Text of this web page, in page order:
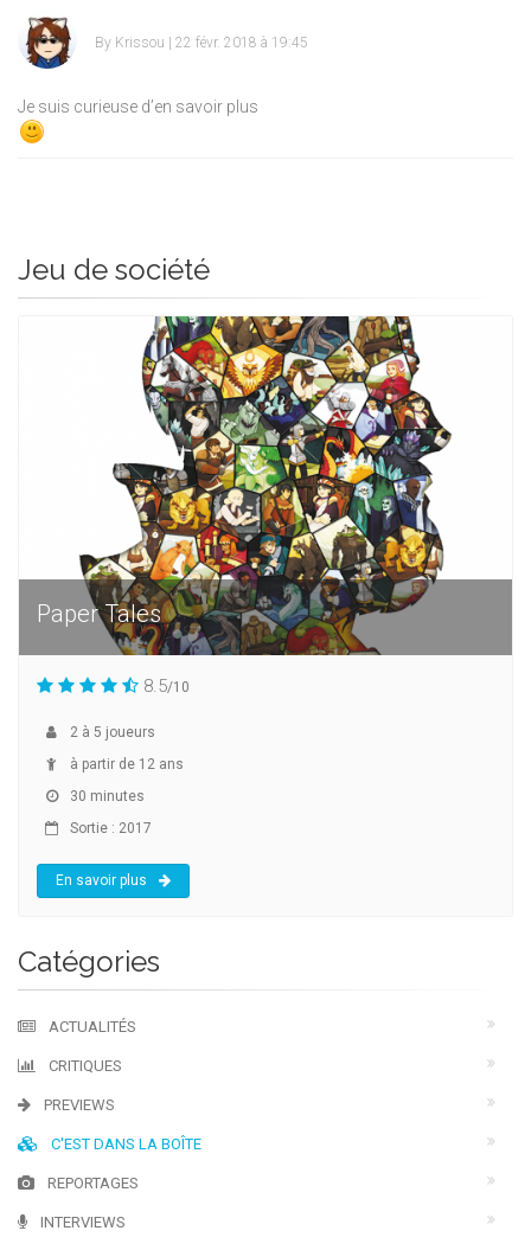
By Krissou | 22 févr. 2018 à 19:45
Je suis curieuse d’en savoir plus
Jeu de société
Paper Tales
8.5/10
2 à 5 joueurs
à partir de 12 ans
30 minutes
Sortie : 2017
En savoir plus
Catégories
ACTUALITÉS
CRITIQUES
PREVIEWS
C'EST DANS LA BOÎTE
REPORTAGES
INTERVIEWS